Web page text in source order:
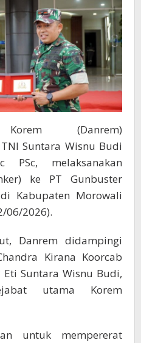
Korem (Danrem)
Suntara Wisnu Budi
PSc, melaksanakan
ke PT Gunbuster
Kabupaten Morowali
06/2026).
Danrem didampingi
Kirana Koorcab
Suntara Wisnu Budi,
utama Korem
untuk mempererat